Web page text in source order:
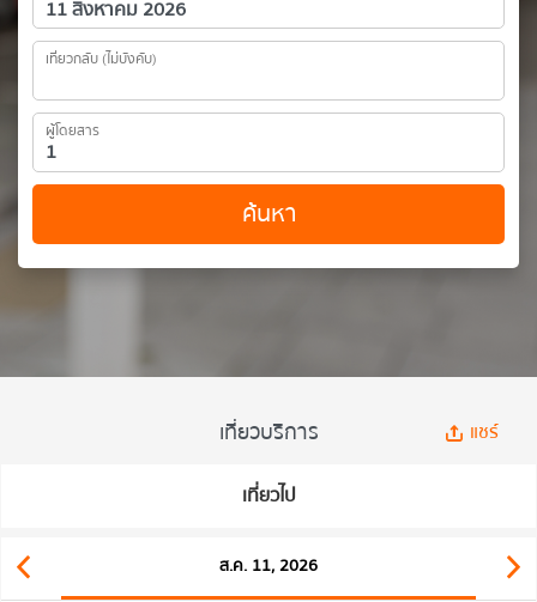
เที่ยวกลับ (ไม่บังคับ)
ผู้โดยสาร
ค้นหา
เที่ยวบริการ แชร์
เที่ยวไป
ส.ค. 11, 2026